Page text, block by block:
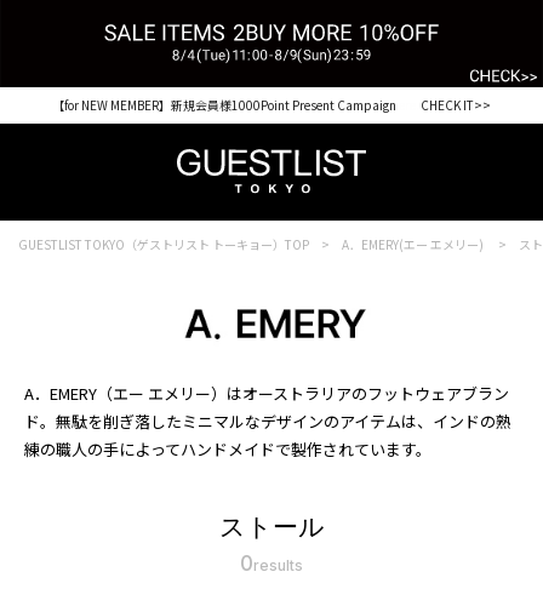
【for NEW MEMBER】新規会員様1000Point Present Campaign CHECK IT>>
GUESTLIST TOKYO（ゲストリスト トーキョー）TOP A．EMERY(エー エメリー) ス
A．EMERY（エー エメリー）はオーストラリアのフットウェアブラン
ド。無駄を削ぎ落したミニマルなデザインのアイテムは、インドの熟
練の職人の手によってハンドメイドで製作されています。
ストール
0results